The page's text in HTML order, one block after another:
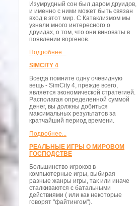
Изумрудный сон был даром друидов,
и именно с ними может быть связан
вход в этот мир. С Катаклизмом мы
узнали много интересного о
друидах, о том, что они виноваты в
появлении воргенов.
Подробнее...
SIMCITY 4
Всегда помните одну очевидную
вещь - SimCity 4, прежде всего,
является экономической стратегией.
Располагая определенной суммой
денег, вы должны добиться
максимальных результатов за
кратчайший период времени.
Подробнее...
РЕАЛЬНЫЕ ИГРЫ О МИРОВОМ
ГОСПОДСТВЕ
Большинство игроков в
компьютерные игры, выбирая
разные жанры игры, так или иначе
сталкиваются с батальными
действиями ( или как некоторые
говорят "файтингом").